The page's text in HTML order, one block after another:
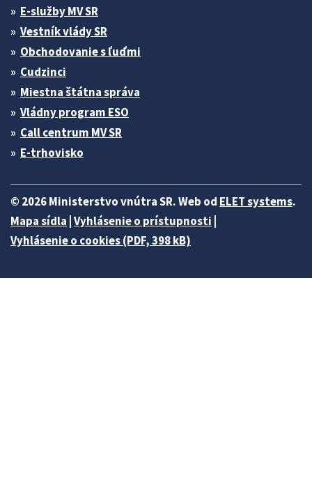
E-služby MV SR
Vestník vlády SR
Obchodovanie s ľuďmi
Cudzinci
Miestna štátna správa
Vládny program ESO
Call centrum MV SR
E-trhovisko
© 2026 Ministerstvo vnútra SR. Web od ELET systems.
Mapa sídla Vyhlásenie o prístupnosti
Vyhlásenie o cookies (PDF, 398 kB)